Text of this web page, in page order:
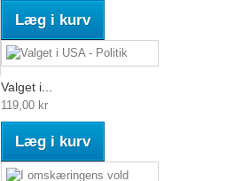
Læg i kurv
Valget i...
119,00 kr
Læg i kurv